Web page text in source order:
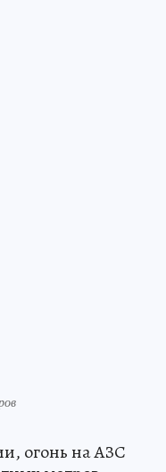
огонь на АЗС